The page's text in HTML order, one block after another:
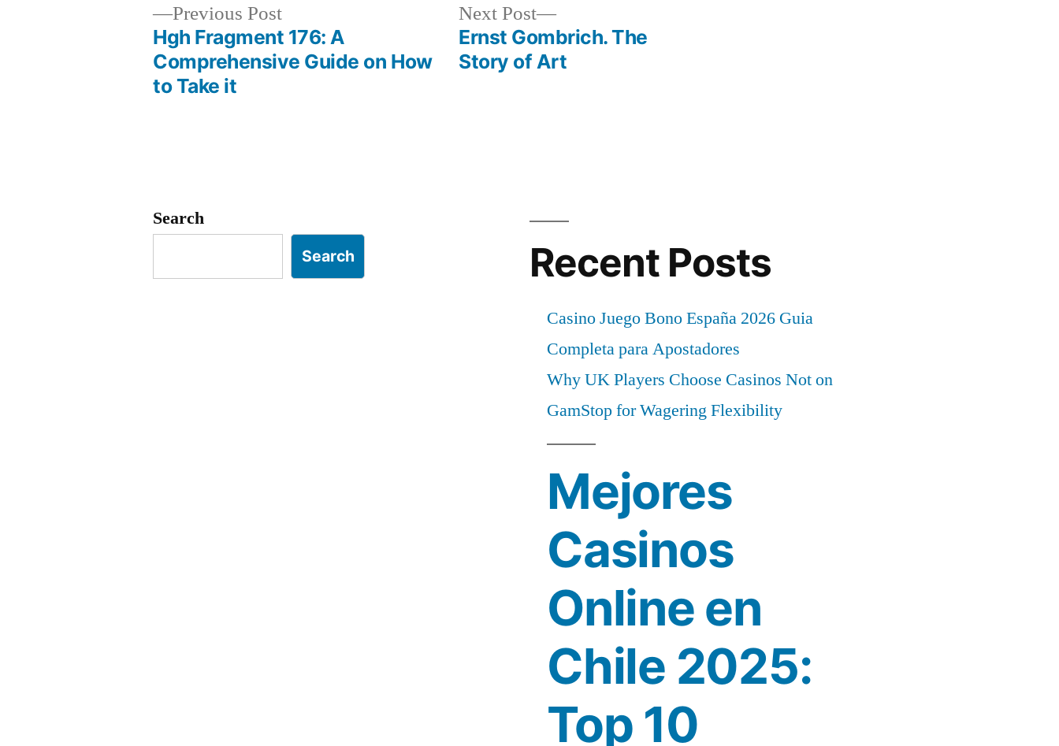
navigation
Previous PostPrevious
post:
Hgh Fragment 176: A
Comprehensive Guide on How
to Take it
Next Post
Next
post:
Ernst Gombrich. The
Story of Art
Search
Search Recent Posts
Casino Juego Bono España 2026 Guia
Completa para Apostadores
Why UK Players Choose Casinos Not on
GamStop for Wagering Flexibility
Mejores
Casinos
Online en
Chile 2025:
Top 10